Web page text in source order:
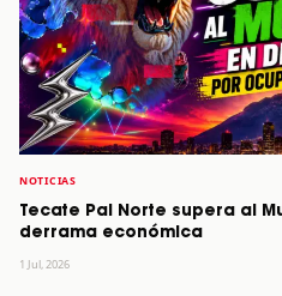
NOTICIAS
Tecate Pal Norte supera al
derrama económica
1 Jul, 2026